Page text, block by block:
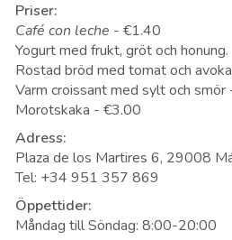
Priser:
Café con leche - €1.40
Yogurt med frukt, gröt och
Rostad bröd med tomat och
Varm croissant med sylt och smör
Morotskaka - €3.00
Adress:
Plaza de los Martires 6, 29008
Tel: +34 951 357 869
Öppettider:
Måndag till Söndag: 8:00-20:00